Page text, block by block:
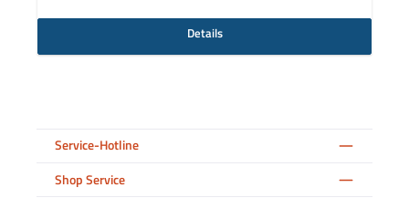
Details
Service-Hotline
Shop Service